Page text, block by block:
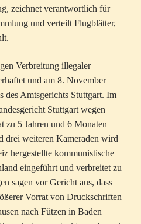
zeichnet verantwortlich für
und verteilt Flugblätter,
Verbreitung illegaler
und am 8. November
des Amtsgerichts Stuttgart. Im
Stuttgart wegen
zu 5 Jahren und 6 Monaten
drei weiteren Kameraden wird
hergestellte kommunistische
eingeführt und verbreitet zu
sagen vor Gericht aus, dass
Vorrat von Druckschriften
nach Fützen in Baden